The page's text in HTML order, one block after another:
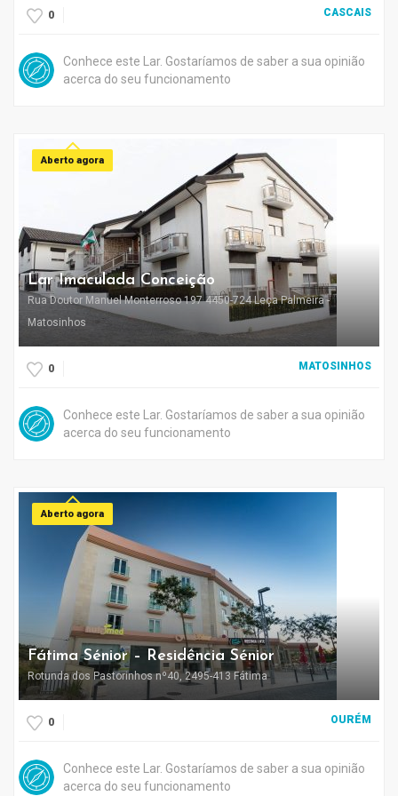
0 CASCAIS
Conhece este Lar. Gostaríamos de saber a sua opinião
acerca do seu funcionamento
Aberto agora
Lar Imaculada Conceição
Rua Doutor Manuel Monterroso 197 4450-724 Leça Palmeira -
Matosinhos
0 MATOSINHOS
Conhece este Lar. Gostaríamos de saber a sua opinião
acerca do seu funcionamento
Aberto agora
Fátima Sénior – Residência Sénior
Rotunda dos Pastorinhos nº40, 2495-413 Fátima
0 OURÉM
Conhece este Lar. Gostaríamos de saber a sua opinião
acerca do seu funcionamento